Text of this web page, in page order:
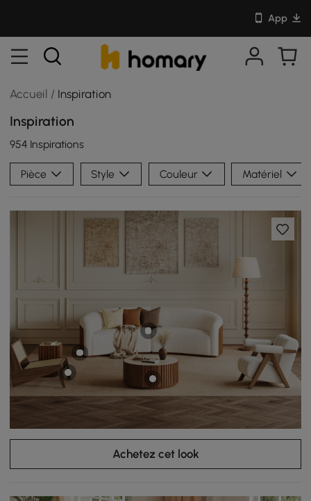
App
Accueil / Inspiration
Inspiration
954 Inspirations
Pièce Style Couleur Matériel
Achetez cet look